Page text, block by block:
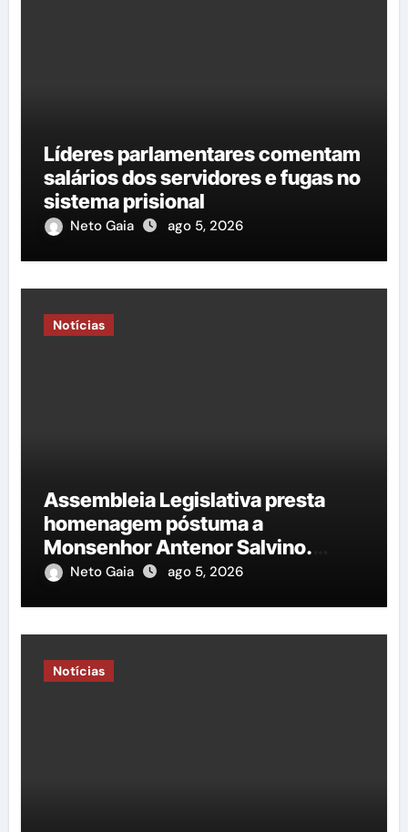
Líderes parlamentares comentam
salários dos servidores e fugas no
sistema prisional
Neto Gaia ago 5, 2026
Notícias
Assembleia Legislativa presta
homenagem póstuma a
Monsenhor Antenor Salvino.
Saiba mais!
Neto Gaia ago 5, 2026
Notícias